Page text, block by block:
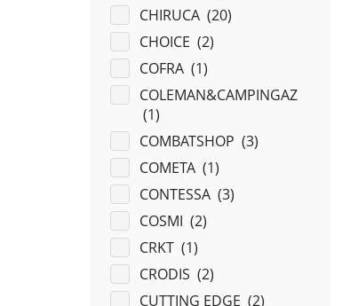
CHIRUCA (20)
CHOICE (2)
COFRA (1)
COLEMAN&CAMPINGAZ
(1)
COMBATSHOP (3)
COMETA (1)
CONTESSA (3)
COSMI (2)
CRKT (1)
CRODIS (2)
CUTTING EDGE (2)